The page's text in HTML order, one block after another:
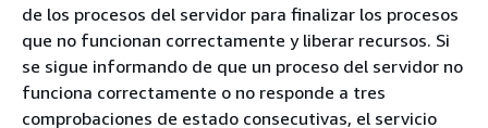
de los procesos del servidor para finalizar los procesos
que no funcionan correctamente y liberar recursos. Si
se sigue informando de que un proceso del servidor no
funciona correctamente o no responde a tres
comprobaciones de estado consecutivas, el servicio